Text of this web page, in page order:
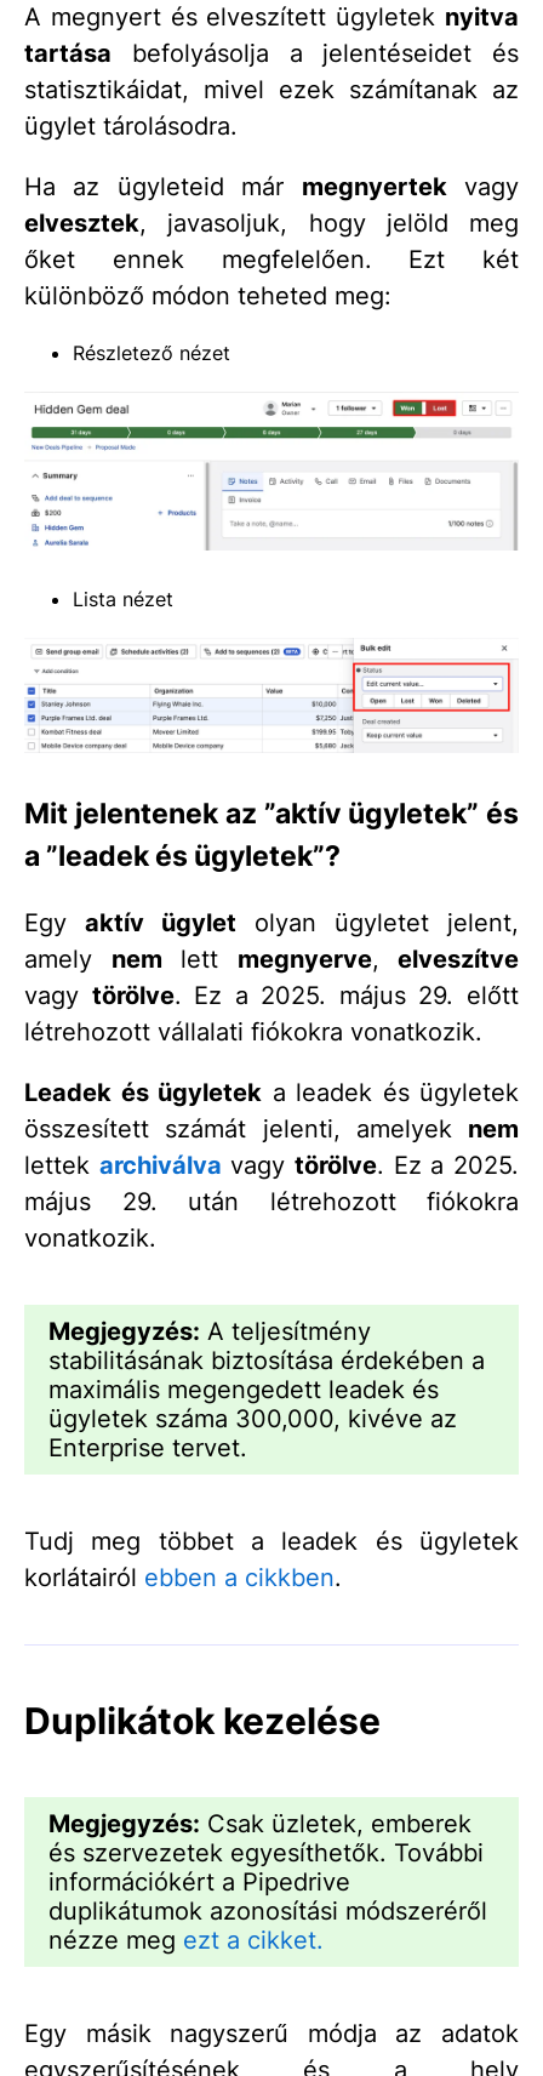
A megnyert és elveszített ügyletek nyitva
tartása befolyásolja a jelentéseidet és
statisztikáidat, mivel ezek számítanak az
ügylet tárolásodra.
Ha az ügyleteid már megnyertek vagy
elvesztek, javasoljuk, hogy jelöld meg
őket ennek megfelelően. Ezt két
különböző módon teheted meg:
Részletező nézet
Lista nézet
Mit jelentenek az ”aktív ügyletek” és
a ”leadek és ügyletek”?
Egy aktív ügylet olyan ügyletet jelent,
amely nem lett megnyerve, elveszítve
vagy törölve. Ez a 2025. május 29. előtt
létrehozott vállalati fiókokra vonatkozik.
Leadek és ügyletek a leadek és ügyletek
összesített számát jelenti, amelyek nem
lettek archiválva vagytörölve. Ez a 2025.
május 29. után létrehozott fiókokra
vonatkozik.
Megjegyzés: A teljesítmény
stabilitásának biztosítása érdekében a
maximális megengedett leadek és
ügyletek száma 300,000, kivéve az
Enterprise tervet.
Tudj meg többet a leadek és ügyletek
korlátairól ebben a cikkben.
Duplikátok kezelése
Megjegyzés: Csak üzletek, emberek
és szervezetek egyesíthetők. További
információkért a Pipedrive
duplikátumok azonosítási módszeréről
nézze meg ezt a cikket.
Egy másik nagyszerű módja az adatok
egyszerűsítésének és a hely